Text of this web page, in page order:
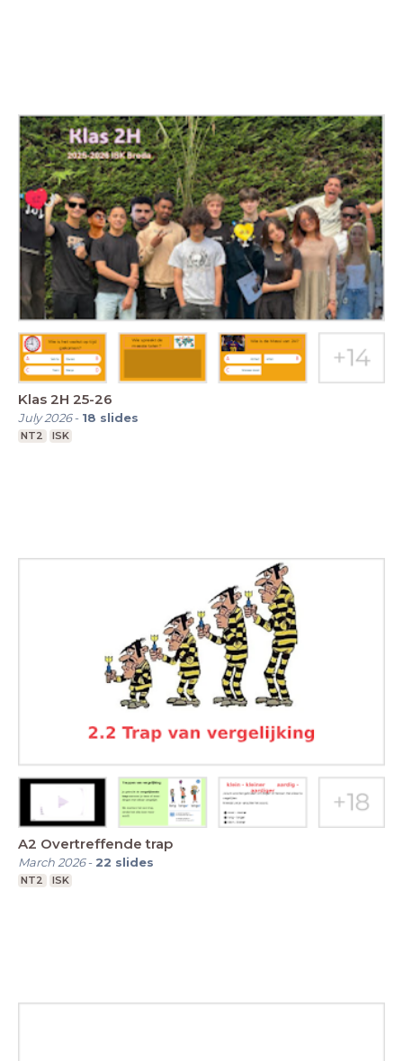
Klas 2H 25-26
July 2026- 18 slides
NT2 ISK
A2 Overtreffende trap
March 2026- 22 slides
NT2 ISK